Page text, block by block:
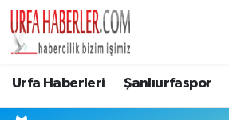
Urfa Haberleri Şanlıurfaspor
Şanlıurfa Nöbetçi Eczaneler